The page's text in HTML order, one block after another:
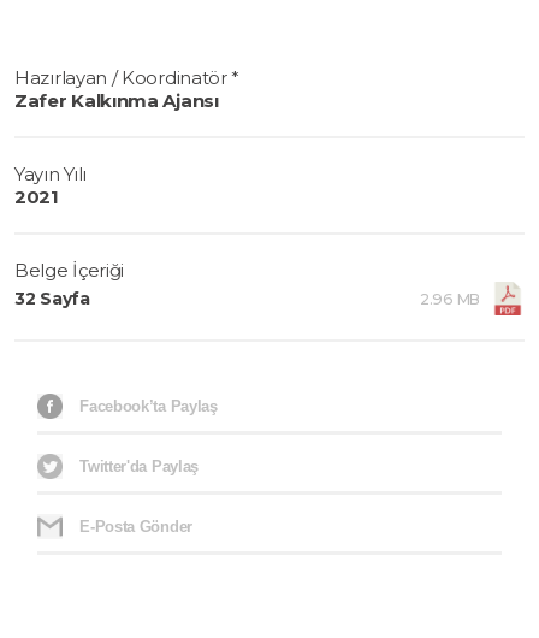
Hazırlayan / Koordinatör *
Zafer Kalkınma Ajansı
Yayın Yılı
2021
Belge İçeriği
32 Sayfa 2.96 MB
Facebook’ta Paylaş
Twitter'da Paylaş
E-Posta Gönder